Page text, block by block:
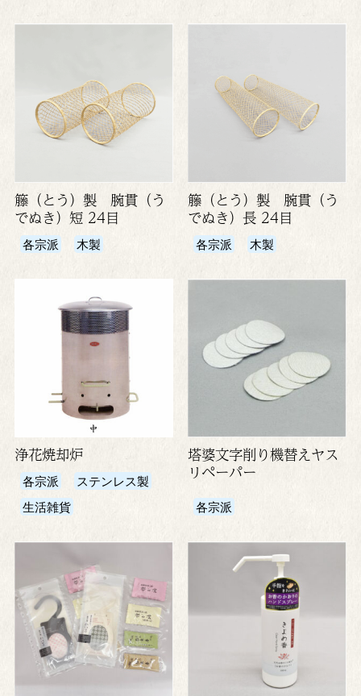
籐（とう）製 腕貫（う
でぬき）短 24目
各宗派 木製
籐（とう）製 腕貫（う
でぬき）長 24目
各宗派 木製
浄花焼却炉
各宗派
ステンレス製
生活雑貨
塔婆文字削り機替えヤス
リペーパー
各宗派